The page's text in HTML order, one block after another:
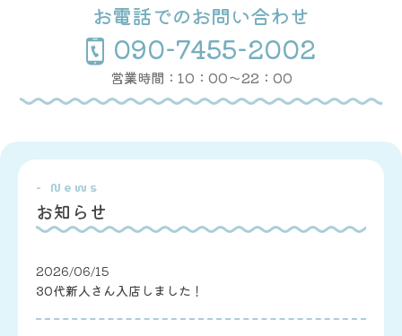
お電話でのお問い合わせ
090-7455-2002
営業時間：10：00〜22：00
- News
お知らせ
2026/06/15
30代新人さん入店しました！